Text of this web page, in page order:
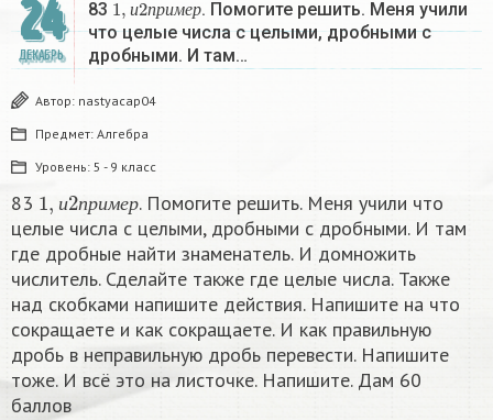
24
ДЕКАБРЬ
83 и пр име р . Помогите решить. Меня учили
что целые числа с целыми, дробными с
дробными. И там…
Автор: nastyacap04
Предмет: Алгебра
Уровень: 5 - 9 класс
83 и п р име р
1 2п
. Помогите решить. Меня учили что
целые числа с целыми, дробными с дробными. И там
где дробные найти знаменатель. И домножить
числитель. Сделайте также где целые числа. Также
над скобками напишите действия. Напишите на что
сокращаете и как сокращаете. И как правильную
дробь в неправильную дробь перевести. Напишите
тоже. И всё это на листочке. Напишите. Дам 60
баллов